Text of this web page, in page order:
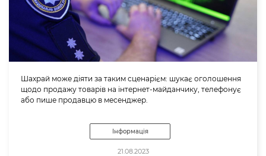
Шахрай може діяти за таким сценарієм: шукає оголошення
щодо продажу товарів на інтернет-майданчику, телефонує
або пише продавцю в месенджер.
Інформація
21.08.2023